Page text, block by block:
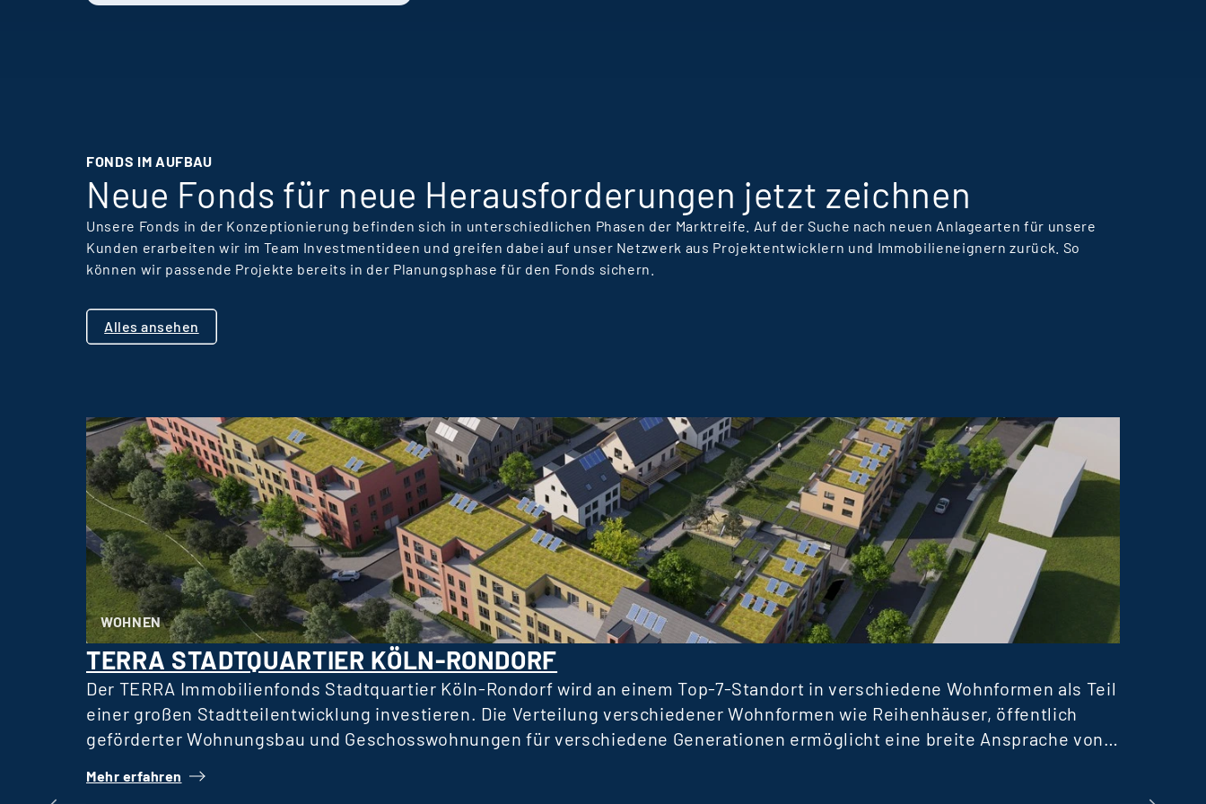
Unternehmen
zusammenwirken.
FONDS IM AUFBAU
Neue Fonds für neue Herausforderungen jetzt zeichnen
Unsere Fonds in der Konzeptionierung befinden sich in unterschiedlichen Phasen der Marktreife. Auf der Suche nach neuen Anlagearten für unsere
Kunden erarbeiten wir im Team Investmentideen und greifen dabei auf unser Netzwerk aus Projektentwicklern und Immobilieneignern zurück. So
können wir passende Projekte bereits in der Planungsphase für den Fonds sichern.
Alles ansehen
WOHNEN
TERRA STADTQUARTIER KÖLN-RONDORF
Der TERRA Immobilienfonds Stadtquartier Köln-Rondorf wird an einem Top-7-Standort in verschiedene Wohnformen als Teil
einer großen Stadtteilentwicklung investieren. Die Verteilung verschiedener Wohnformen wie Reihenhäuser, öffentlich
geförderter Wohnungsbau und Geschosswohnungen für verschiedene Generationen ermöglicht eine breite Ansprache von
Besonderer Fokus liegt auf einer nachhaltigen, energetischen Bauweise, zertifizierten Gebäude („Green Buildings“) und
Mehr erfahren